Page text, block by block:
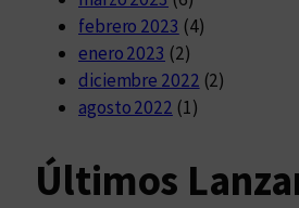
febrero 2023 (4)
enero 2023 (2)
diciembre 2022 (2)
agosto 2022 (1)
Últimos